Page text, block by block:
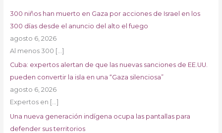
300 niños han muerto en Gaza por acciones de Israel en los
300 días desde el anuncio del alto el fuego
agosto 6, 2026
Al menos 300 […]
Cuba: expertos alertan de que las nuevas sanciones de EE.UU.
pueden convertir la isla en una “Gaza silenciosa”
agosto 6, 2026
Expertos en […]
Una nueva generación indígena ocupa las pantallas para
defender sus territorios